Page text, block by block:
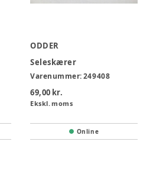
ODDER
Seleskærer
Varenummer:249408
69,00 kr.
Ekskl. moms
Online